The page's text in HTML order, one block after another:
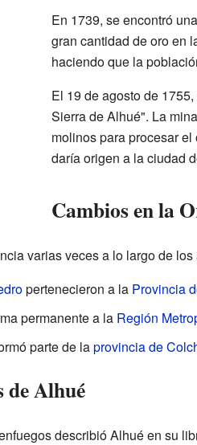
En 1739, se encontró una
gran cantidad de oro en
haciendo que la
El 19 de agosto de
Sierra de Alhué". La
molinos para procesar
daría origen a la ciudad
Cambios en la
varias veces a lo largo de los
pertenecieron a la Provincia
permanente a la Región
parte de laprovincia de
de Alhué
describió Alhué en su